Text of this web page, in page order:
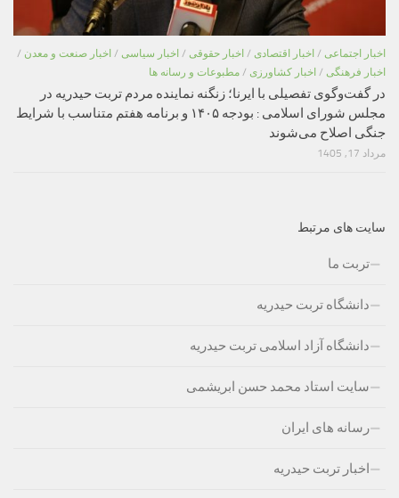
اخبار اجتماعی / اخبار اقتصادی / اخبار حقوقی / اخبار سیاسی / اخبار صنعت و معدن /
اخبار فرهنگی / اخبار کشاورزی / مطبوعات و رسانه ها
در گفت‌وگوی تفصیلی با ایرنا؛ زنگنه نماینده مردم تربت حیدریه در
مجلس شورای اسلامی : بودجه ۱۴۰۵ و برنامه هفتم متناسب با شرایط
جنگی اصلاح می‌شوند
مرداد 17, 1405
سایت های مرتبط
تربت ما
دانشگاه تربت حیدریه
دانشگاه آزاد اسلامی تربت حیدریه
سایت استاد محمد حسن ابریشمی
رسانه های ایران
اخبار تربت حیدریه